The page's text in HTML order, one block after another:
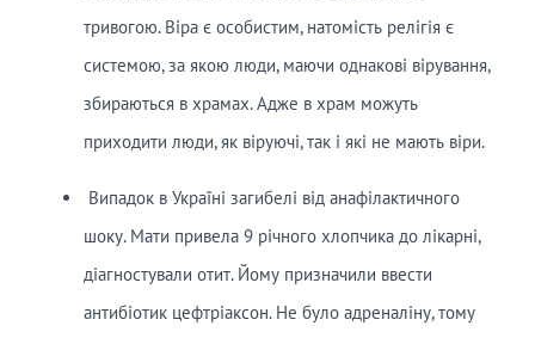
тривогою. Віра є особистим, натомість релігія є
системою, за якою люди, маючи однакові вірування,
збираються в храмах. Адже в храм можуть
приходити люди, як віруючі, так і які не мають віри.
Випадок в Україні загибелі від анафілактичного
шоку. Мати привела 9 річного хлопчика до лікарні,
діагностували отит. Йому призначили ввести
антибіотик цефтріаксон. Не було адреналіну, тому